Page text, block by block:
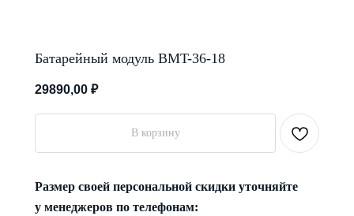
Батарейный модуль BMT-36-18
29890,00 ₽
В корзину
Размер своей персональной скидки уточняйте
у менеджеров по телефонам: